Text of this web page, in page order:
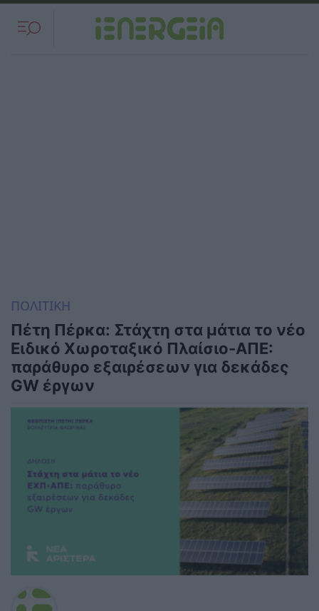
ΠΟΛΙΤΙΚΗ
Πέτη Πέρκα: Στάχτη στα μάτια το νέο
Ειδικό Χωροταξικό Πλαίσιο-ΑΠΕ:
παράθυρο εξαιρέσεων για δεκάδες
GW έργων